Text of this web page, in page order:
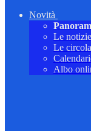
Novità
Le notizie
Le
Albo